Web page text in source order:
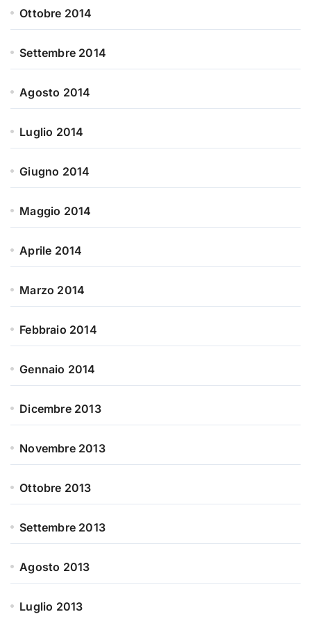
Ottobre 2014
Settembre 2014
Agosto 2014
Luglio 2014
Giugno 2014
Maggio 2014
Aprile 2014
Marzo 2014
Febbraio 2014
Gennaio 2014
Dicembre 2013
Novembre 2013
Ottobre 2013
Settembre 2013
Agosto 2013
Luglio 2013